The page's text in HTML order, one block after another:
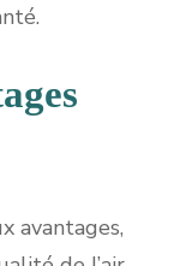
avantages,